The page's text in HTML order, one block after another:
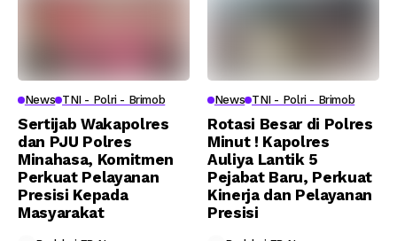
News TNI - Polri - Brimob
Sertijab Wakapolres
dan PJU Polres
Minahasa, Komitmen
Perkuat Pelayanan
Presisi Kepada
Masyarakat
News TNI - Polri - Brimob
Rotasi Besar di Polres
Minut ! Kapolres
Auliya Lantik 5
Pejabat Baru, Perkuat
Kinerja dan Pelayanan
Presisi